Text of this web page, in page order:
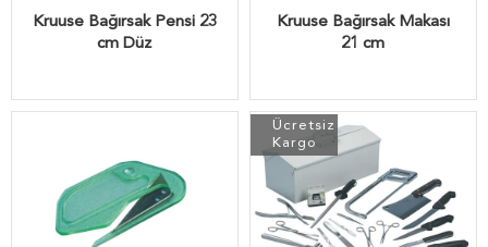
Kruuse Bağırsak Pensi 23
cm Düz
Kruuse Bağırsak Makası
21 cm
Ücretsiz
Kargo